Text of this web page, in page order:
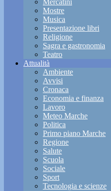
Mercatini
Mostre
Musica
Presentazione libri
Religione
Sagra e gastronomia
Teatro
Attualità
Ambiente
Avvisi
Cronaca
Economia e finanza
Lavoro
Meteo Marche
Politica
Primo piano Marche
Regione
Salute
Scuola
Sociale
Sport
Tecnologia e scienze